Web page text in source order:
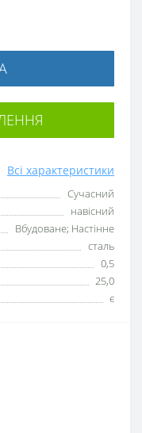
Всі характеристики
Сучасний
навісний
Вбудоване; Настінне
сталь
0,5
25,0
є